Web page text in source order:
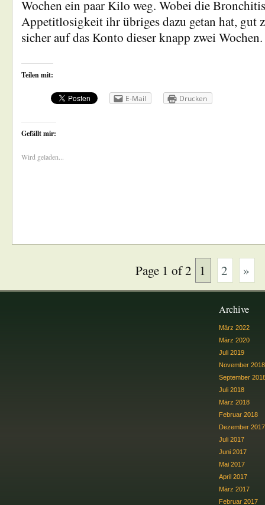
Wochen ein paar Kilo weg. Wobei die
Appetitlosigkeit ihr übriges dazu getan hat, gut
sicher auf das Konto dieser knapp zwei
Teilen mit:
E-Mail Drucken
Gefällt mir:
Wird geladen...
Page 1 of 2 1 2 »
Archive
März 2022
März 2020
Juli 2019
November 2018
September
Juli 2018
März 2018
Februar 2018
Dezember 2017
Juli 2017
Juni 2017
Mai 2017
April 2017
März 2017
Februar 2017